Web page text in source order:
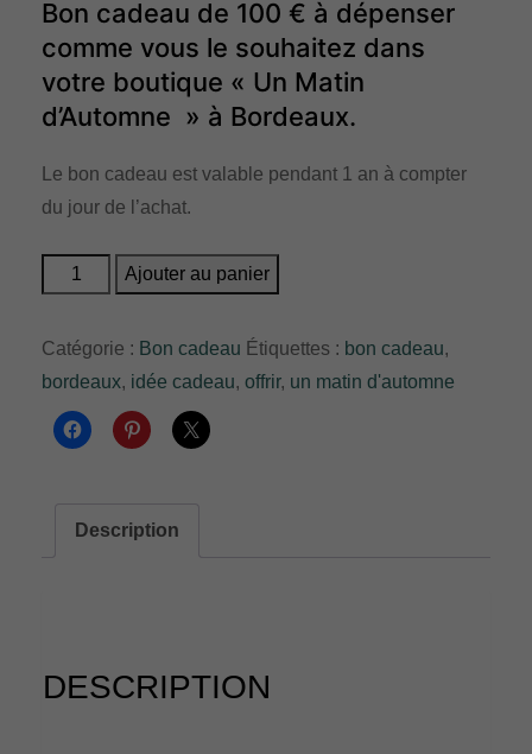
Bon cadeau de 100 € à dépenser
comme vous le souhaitez dans
votre boutique « Un Matin
d’Automne » à Bordeaux.
Le bon cadeau est valable pendant 1 an à compter
du jour de l’achat.
quantité
Bon
Ajouter au panier
Catégorie : Bon cadeau Étiquettes : bon cadeau,
bordeaux, idée cadeau, offrir, un matin d'automne
Description
DESCRIPTION